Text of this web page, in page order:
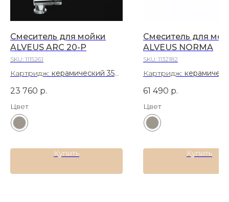
Смеситель для мойки
ALVEUS ARC 20-P
SKU: 1115261
Картридж: керамический 35
Материал:
23 760 р.
Цвет
Купить
Смеситель для
ALVEUS NORMA
SKU: 1132182
Картридж:
Материал:
61 490 р.
Цвет
Купить